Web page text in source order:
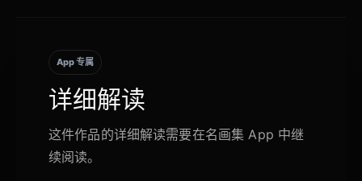
App 专属
详细解读
这件作品的详细解读需要在名画集 App 中继
续阅读。